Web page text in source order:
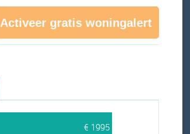
Activeer gratis woningalert
€ 1995